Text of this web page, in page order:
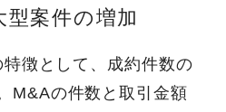
案件の増加
徴として、成約件数の
M&Aの件数と取引金額